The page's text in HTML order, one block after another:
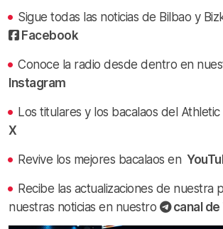
Sigue todas las noticias de Bilbao y
Facebook
Conoce la radio desde dentro en
Instagram
Los titulares y los bacalaos del
X
Revive los mejores bacalaos en
Recibe las actualizaciones de nuestra
nuestras noticias en nuestro
canal de